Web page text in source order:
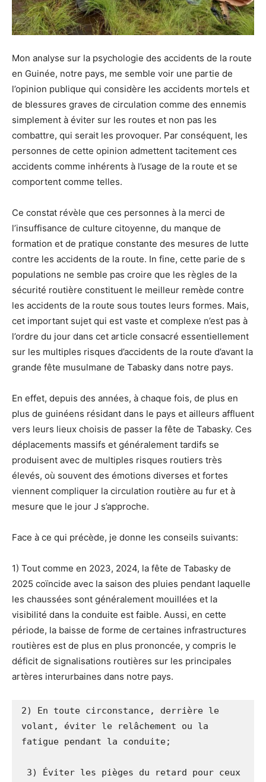
Mon analyse sur la psychologie des accidents de la route
en Guinée, notre pays, me semble voir une partie de
l’opinion publique qui considère les accidents mortels et
de blessures graves de circulation comme des ennemis
simplement à éviter sur les routes et non pas les
combattre, qui serait les provoquer. Par conséquent, les
personnes de cette opinion admettent tacitement ces
accidents comme inhérents à l’usage de la route et se
comportent comme telles.
Ce constat révèle que ces personnes à la merci de
l’insuffisance de culture citoyenne, du manque de
formation et de pratique constante des mesures de lutte
contre les accidents de la route. In fine, cette parie de s
populations ne semble pas croire que les règles de la
sécurité routière constituent le meilleur remède contre
les accidents de la route sous toutes leurs formes. Mais,
cet important sujet qui est vaste et complexe n’est pas à
l’ordre du jour dans cet article consacré essentiellement
sur les multiples risques d’accidents de la route d’avant la
grande fête musulmane de Tabasky dans notre pays.
En effet, depuis des années, à chaque fois, de plus en
plus de guinéens résidant dans le pays et ailleurs affluent
vers leurs lieux choisis de passer la fête de Tabasky. Ces
déplacements massifs et généralement tardifs se
produisent avec de multiples risques routiers très
élevés, où souvent des émotions diverses et fortes
viennent compliquer la circulation routière au fur et à
mesure que le jour J s’approche.
Face à ce qui précède, je donne les conseils suivants:
1) Tout comme en 2023, 2024, la fête de Tabasky de
2025 coïncide avec la saison des pluies pendant laquelle
les chaussées sont généralement mouillées et la
visibilité dans la conduite est faible. Aussi, en cette
période, la baisse de forme de certaines infrastructures
routières est de plus en plus prononcée, y compris le
déficit de signalisations routières sur les principales
artères interurbaines dans notre pays.
2) En toute circonstance, derrière le
volant, éviter le relâchement ou la
fatigue pendant la conduite;